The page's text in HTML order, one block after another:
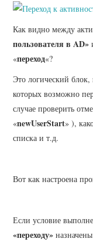
Как видно между
пользователя в AD»
«переход«?
Это логический
которых возможно
случае проверить
«newUserStart» ),
списка и т.д.
Вот как настроена
Если условие
«переходу»